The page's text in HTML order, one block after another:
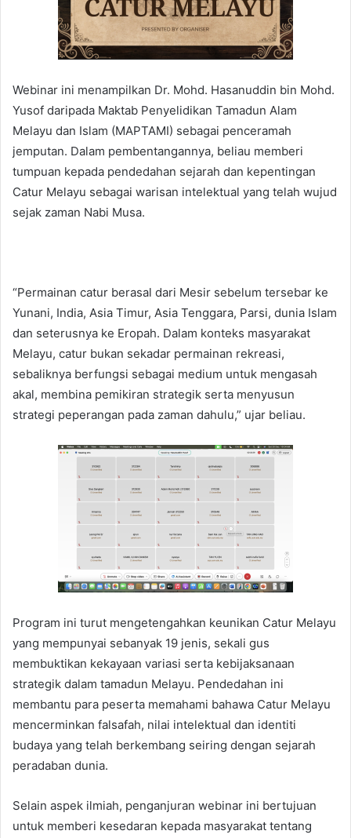
Webinar ini menampilkan Dr. Mohd. Hasanuddin bin Mohd.
Yusof daripada Maktab Penyelidikan Tamadun Alam
Melayu dan Islam (MAPTAMI) sebagai penceramah
jemputan. Dalam pembentangannya, beliau memberi
tumpuan kepada pendedahan sejarah dan kepentingan
Catur Melayu sebagai warisan intelektual yang telah wujud
sejak zaman Nabi Musa.
“Permainan catur berasal dari Mesir sebelum tersebar ke
Yunani, India, Asia Timur, Asia Tenggara, Parsi, dunia Islam
dan seterusnya ke Eropah. Dalam konteks masyarakat
Melayu, catur bukan sekadar permainan rekreasi,
sebaliknya berfungsi sebagai medium untuk mengasah
akal, membina pemikiran strategik serta menyusun
strategi peperangan pada zaman dahulu,” ujar beliau.
Program ini turut mengetengahkan keunikan Catur Melayu
yang mempunyai sebanyak 19 jenis, sekali gus
membuktikan kekayaan variasi serta kebijaksanaan
strategik dalam tamadun Melayu. Pendedahan ini
membantu para peserta memahami bahawa Catur Melayu
mencerminkan falsafah, nilai intelektual dan identiti
budaya yang telah berkembang seiring dengan sejarah
peradaban dunia.
Selain aspek ilmiah, penganjuran webinar ini bertujuan
untuk memberi kesedaran kepada masyarakat tentang